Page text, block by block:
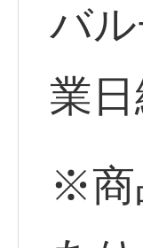
バ
業日
※商